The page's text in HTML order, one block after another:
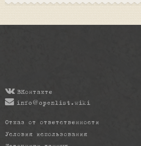
ВКонтакте
info@openlist.wiki
Отказ от ответственности
Условия использования